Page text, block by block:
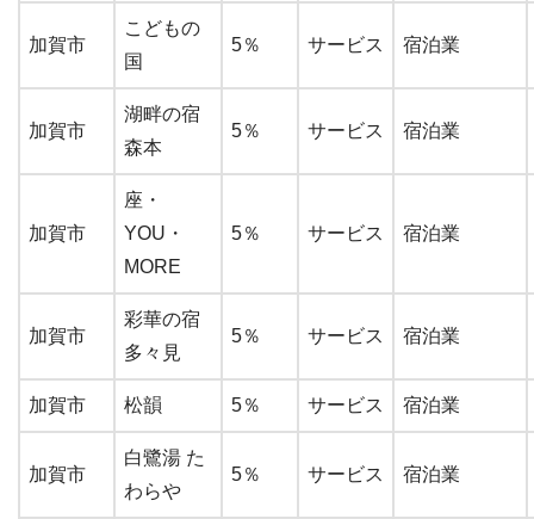
加賀市
こどもの
国
5％ サービス 宿泊業
加賀市
湖畔の宿
森本
5％ サービス 宿泊業
加賀市
座・
YOU・
MORE
5％ サービス 宿泊業
加賀市
彩華の宿
多々見
5％ サービス 宿泊業
加賀市 松韻 5％ サービス 宿泊業
加賀市
白鷺湯 た
わらや
5％ サービス 宿泊業